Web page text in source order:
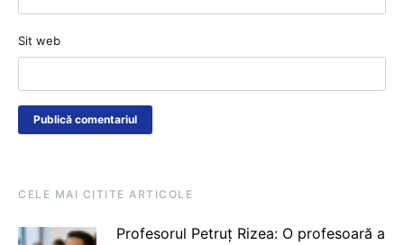
Sit web
CELE MAI CITITE ARTICOLE
Profesorul Petruț Rizea: O profesoară a